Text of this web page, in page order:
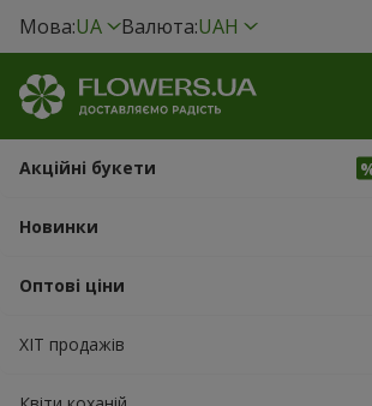
Мова:UA Валюта:UAH
Акційні букети
Новинки
Оптові ціни
ХІТ продажів